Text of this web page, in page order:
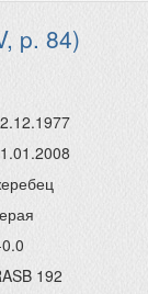
p. 84)
192